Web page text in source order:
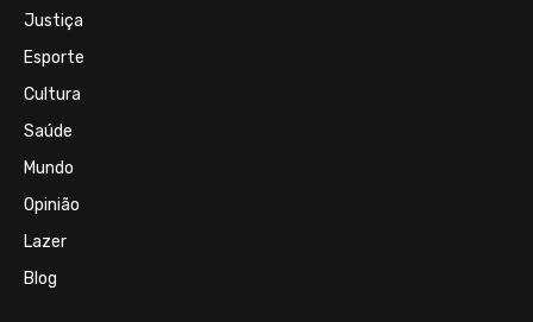
Justiça
Esporte
Cultura
Saúde
Mundo
Opinião
Lazer
Blog